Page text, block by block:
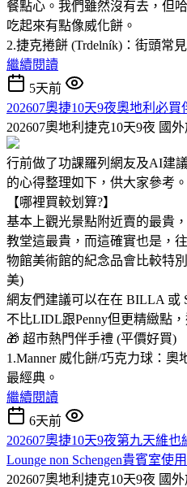
餐點心。我們雖然沒有去，但
吃起來有點像威化餅。
2.捷克捲餅 (Trdelník)：街頭常
繼續閱讀
5天前
202607奧捷10天9夜奧地利必
202607奧地利捷克10天9夜 國
行前做了功課羅列網友及AI建
的心得整理如下，供大家參考。
【哪裡買較划算?】
基本上觀光景點附近賣的最貴
教堂這最貴，而這確實也是，
物館美術館的紀念品會比較特
美)
網友們建議可以在在 BILLA 或
不比LIDL跟Penny但更精緻點
🎁 超市熱門伴手禮 (平價好買)
1.Manner 威化餅/巧克力球：
最經典。
繼續閱讀
6天前
202607奧捷10天9夜第九天維也
Lounge non Schengen貴賓室使
202607奧地利捷克10天9夜 國